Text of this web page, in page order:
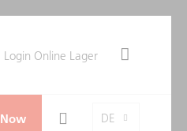
Login Online Lager
DE
Search Toggle
Now